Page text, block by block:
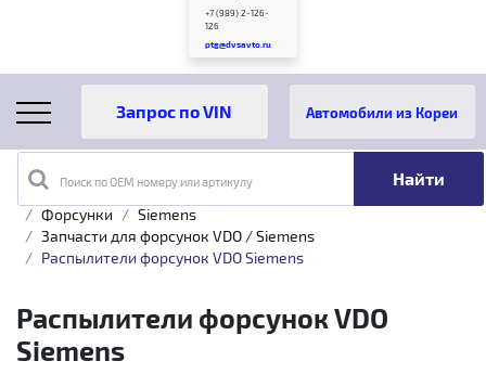
+7 (989) 2-126-
126
ptg@dvsavto.ru
Поиск по OEM номеру или артикулу
Автомобили из Кореи
Главная Каталог товаров
Топливная аппаратура
Форсунки
Siemens
Запчасти для форсунок VDO / Siemens
Распылители форсунок VDO Siemens
Распылители форсунок VDO
Siemens